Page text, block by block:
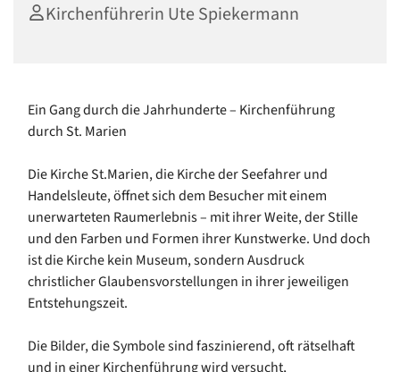
Kirchenführerin Ute Spiekermann
Ein Gang durch die Jahrhunderte – Kirchenführung
durch St. Marien
Die Kirche St.Marien, die Kirche der Seefahrer und
Handelsleute, öffnet sich dem Besucher mit einem
unerwarteten Raumerlebnis – mit ihrer Weite, der Stille
und den Farben und Formen ihrer Kunstwerke. Und doch
ist die Kirche kein Museum, sondern Ausdruck
christlicher Glaubensvorstellungen in ihrer jeweiligen
Entstehungszeit.
Die Bilder, die Symbole sind faszinierend, oft rätselhaft
und in einer Kirchenführung wird versucht,